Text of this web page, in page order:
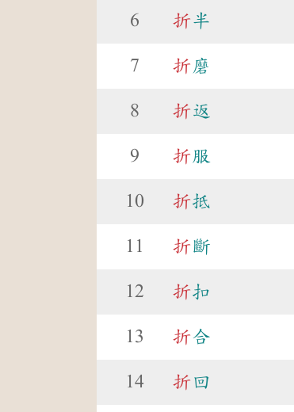
6 折半
7 折 磨
8 折返
9 折服
10 折抵
11 折斷
12 折扣
13 折合
14 折 回